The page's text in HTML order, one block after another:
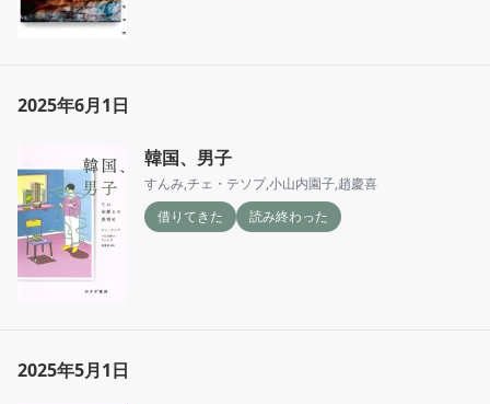
2025年6月1日
韓国、男子
すんみ,チェ・テソプ,小山内園子,趙慶喜
借りてきた
読み終わった
2025年5月1日